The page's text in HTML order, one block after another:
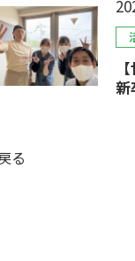
新
る